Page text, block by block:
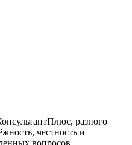
разного
честность и
вопросов.